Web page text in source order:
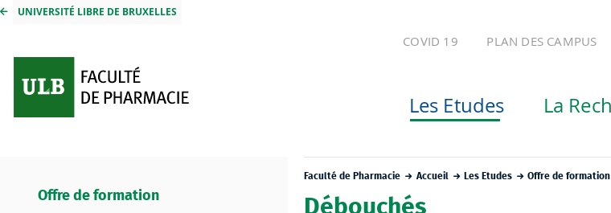
UNIVERSITÉ LIBRE DE BRUXELLES
COVID 19 PLAN DES CAMPUS
Les Etudes La
Offre de formation
Faculté de Pharmacie Accueil Les Etudes Offre de formation
Débouchés